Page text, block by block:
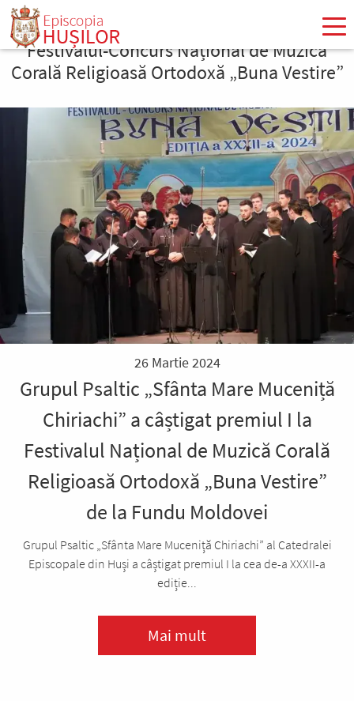
Mergi
conţinutul
principal
Festivalul-Concurs Național de Muzică
Corală Religioasă Ortodoxă „Buna Vestire”
26 Martie 2024
Grupul Psaltic „Sfânta Mare Muceniță
Chiriachi” a câștigat premiul I la
Festivalul Național de Muzică Corală
Religioasă Ortodoxă „Buna Vestire”
de la Fundu Moldovei
Grupul Psaltic „Sfânta Mare Muceniță Chiriachi” al Catedralei
Episcopale din Huși a câștigat premiul I la cea de-a XXXII-a
ediție...
Mai mult